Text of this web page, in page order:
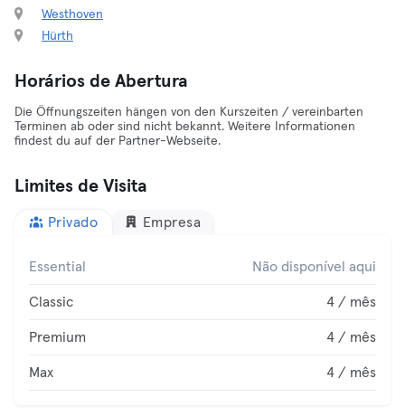
Westhoven
Hürth
Horários de Abertura
Die Öffnungszeiten hängen von den Kurszeiten / vereinbarten
Terminen ab oder sind nicht bekannt. Weitere Informationen
findest du auf der Partner-Webseite.
Limites de Visita
Privado Empresa
Essential Não disponível aqui
Classic 4 / mês
Premium 4 / mês
Max 4 / mês